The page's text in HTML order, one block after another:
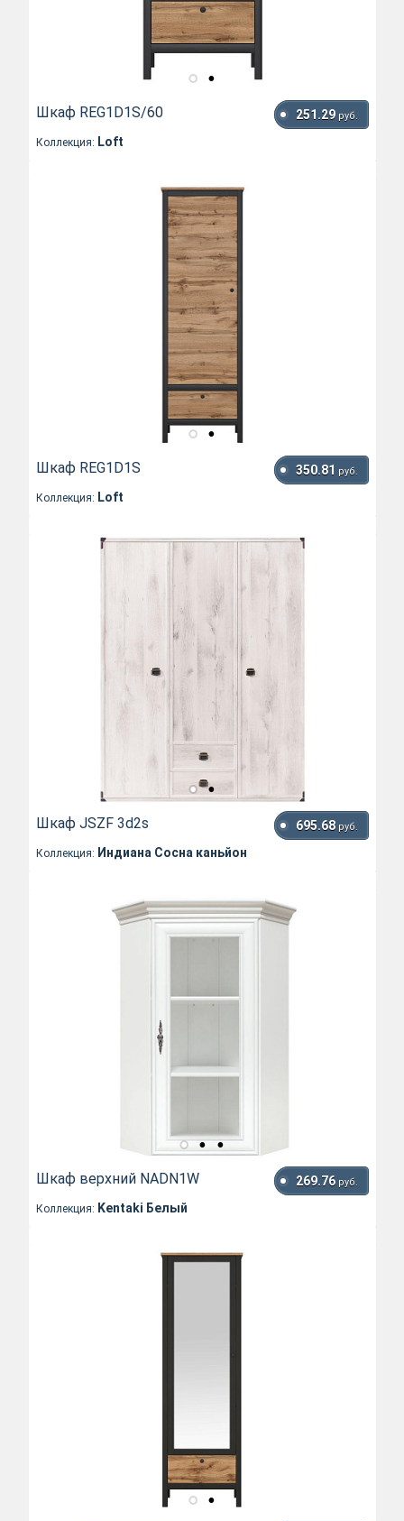
Шкаф REG1D1S/60 251.29 руб.
Коллекция: Loft
Шкаф REG1D1S 350.81 руб.
Коллекция: Loft
Шкаф JSZF 3d2s 695.68 руб.
Коллекция: Индиана Сосна каньйон
Шкаф верхний NADN1W 269.76 руб.
Коллекция: Kentaki Белый